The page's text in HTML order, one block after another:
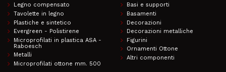
Legno compensato
Tavolette in legno
Plastiche e sintetico
Evergreen - Polistirene
Microprofilati in plastica ASA -
Raboesch
Metalli
Microprofilati ottone mm. 500
Basi e supporti
Basamenti
Decorazioni
Decorazioni metalliche
Figurini
Ornamenti Ottone
Altri componenti